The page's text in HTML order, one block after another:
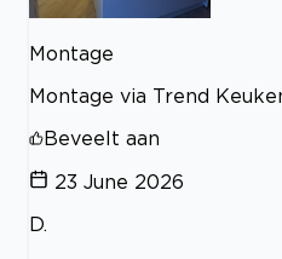
Montage
Montage via Trend
Beveelt aan
23 June 2026
D.